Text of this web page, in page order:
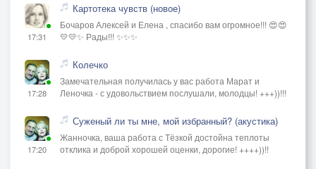
17:31
Картотека чувств (новое)
Бочаров Алексей и Елена , спасибо вам огромное!!! 😍😍
💛💛✨ Рады!!! ✨✨✨
17:28
Колечко
Замечательная получилась у вас работа Марат и
Леночка - с удовольствием послушали, молодцы! +++))!!!
17:20
Суженый ли ты мне, мой избранный? (акустика)
Жанночка, ваша работа с Тёзкой достойна теплоты
отклика и доброй хорошей оценки, дорогие! ++++))!!